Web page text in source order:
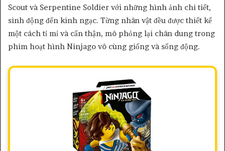
Scout và Serpentine Soldier với những hình ảnh chi tiết,
sinh động đến kinh ngạc. Từng nhân vật đều được thiết kế
một cách tỉ mỉ và cẩn thận, mô phỏng lại chân dung trong
phim hoạt hình Ninjago vô cùng giống và sống động.